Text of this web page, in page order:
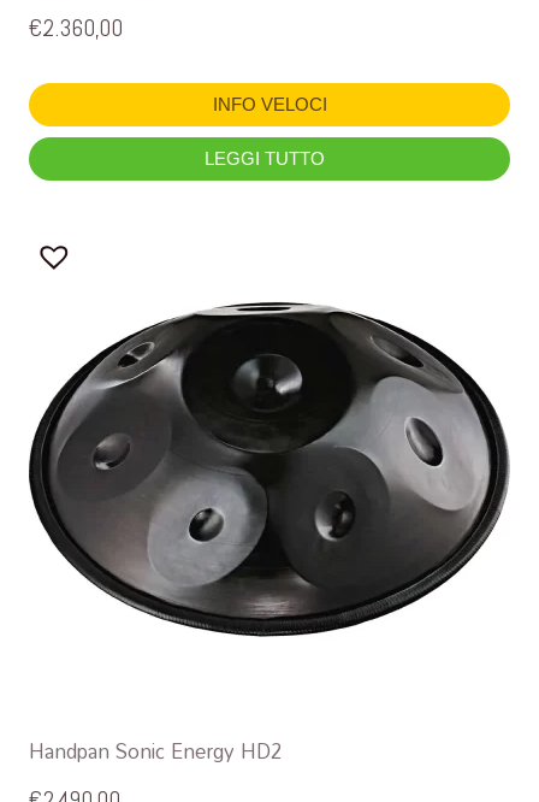
€2.360,00
INFO VELOCI
LEGGI TUTTO
Handpan Sonic Energy HD2